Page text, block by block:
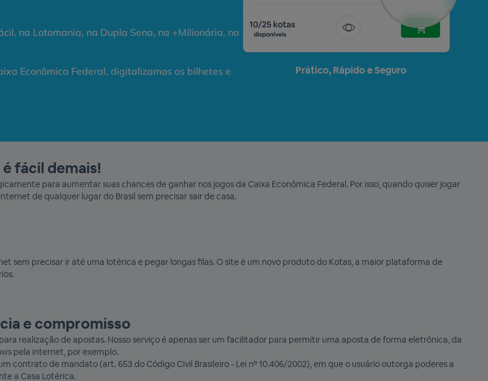
na Lotomania, na Dupla Sena, na +Milionária, no
Econômica Federal, digitalizamos os bilhetes e
Prático, Rápido e Seguro
fácil demais!
para aumentar suas chances de ganhar nos jogos da Caixa Econômica Federal. Por isso, quando quiser jogar
de qualquer lugar do Brasil sem precisar sair de casa.
sem precisar ir até uma lotérica e pegar longas filas. O site é um novo produto do Kotas, a maior plataforma de
e compromisso
realização de apostas. Nosso serviço é apenas ser um facilitador para permitir uma aposta de forma eletrônica, da
pela internet, por exemplo.
contrato de mandato (art. 653 do Código Civil Brasileiro - Lei nº 10.406/2002), em que o usuário outorga poderes a
a Casa Lotérica.